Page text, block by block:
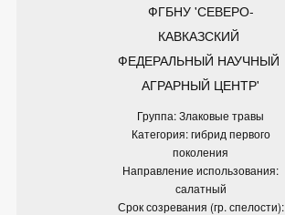
ФГБНУ 'СЕВЕРО-
КАВКАЗСКИЙ
ФЕДЕРАЛЬНЫЙ НАУЧНЫЙ
АГРАРНЫЙ ЦЕНТР'
Группа: Злаковые травы
Категория: гибрид первого
поколения
Направление использования:
салатный
Срок созревания (гр. спелости):